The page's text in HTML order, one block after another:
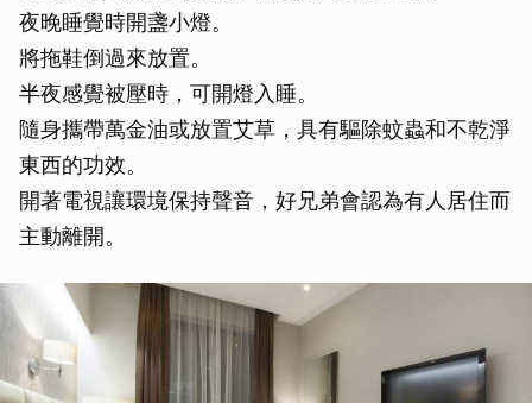
夜晚睡覺時開盞小燈。
將拖鞋倒過來放置。
半夜感覺被壓時，可開燈入睡。
隨身攜帶萬金油或放置艾草，具有驅除蚊蟲和不乾淨
東西的功效。
開著電視讓環境保持聲音，好兄弟會認為有人居住而
主動離開。